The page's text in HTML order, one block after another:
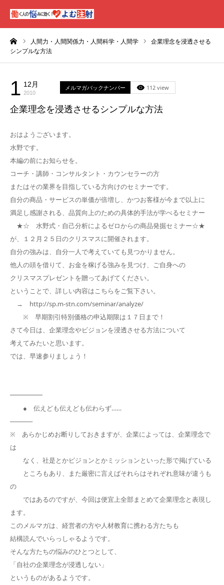
人間力・人間関係力・人間科学・人間学
企業理念を浸透させる
シンプルな方法
1 12月
2010
メルマガバックナンバー 112 view
企業理念を浸透させるシンプルな方法
おはようございます。
水野です。
本編の前にお知らせを。
コーチ・講師・コンサルタント・カウンセラーの方
またはその業界を目指している方向けのセミナーです。
自分の商品・サービスの単価が倍増し、かつお客様が今まで以上に
満足し感謝される、品質向上のための具体的手法が学べるセミナー
★☆ 水野式・自己分析によるゼロからの商品発掘セミナー☆★
が、１２月２５日のクリスマスに開催されます。
自分の強みは、自分一人で考えていても見つかりません。
他人の頭を借りて、お金を稼げる強みを見つけ、ご自身への
クリスマスプレゼントを贈ってあげてください。
ということで、詳しい内容はこちらをご覧下さい。
→ http://sp.m-stn.com/seminar/analyze/
※ 早期割引特別価格の申込期限は１７日まで！
さて今日は、企業理念やビジョンを浸透させる方法について
考えてみたいと思います。
では、早速参りましょう！
━━━━━
● 伝えども伝えども伝わらず……
─────
※ あらかじめお断りしておきますが、企業によっては、企業理念で
は
なく、社是とかビジョンとかミッションといった形で掲げている
ところもあり、また厳密に言えばそれらはそれぞれ意味が違うも
の
ではあるのですが、今回は便宜上全部まとめて企業理念と表現し
ます。
このメルマガは、経営者の方や人材教育に携わる方たちも
結構読んでいらっしゃるようです。
そんな方たちの悩みのひとつとして、
「自社の企業理念が浸透しない」
というものがあるようです。